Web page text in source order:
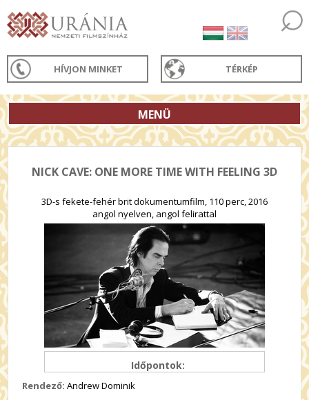
HÍVJON MINKET TÉRKÉP
MENÜ
NICK CAVE: ONE MORE TIME WITH FEELING 3D
3D-s fekete-fehér brit dokumentumfilm, 110 perc, 2016
angol nyelven, angol felirattal
Időpontok:
Rendező: Andrew Dominik